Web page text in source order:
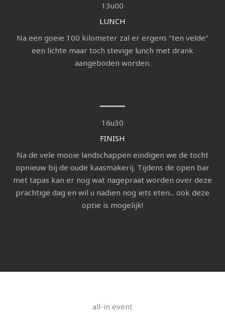
13u00
LUNCH
Na een goeie 100 kilometer zal er ergens "ten velde"
een lichte maar toch stevige lunch met drank
aangeboden worden.
16u30
FINISH
Na de vele mooie landschappen eindigen we de tocht
opnieuw bij de oude kaasmakerij. Tijdens de open bar
met tapas kan er nog wat nagepraat worden over deze
prachtige dag en wil u nadien nog iets eten... ook deze
optie is mogelijk!
all-in event